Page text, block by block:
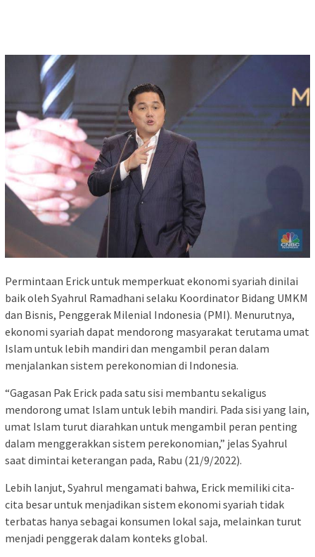
Permintaan Erick untuk memperkuat ekonomi syariah dinilai
baik oleh Syahrul Ramadhani selaku Koordinator Bidang UMKM
dan Bisnis, Penggerak Milenial Indonesia (PMI). Menurutnya,
ekonomi syariah dapat mendorong masyarakat terutama umat
Islam untuk lebih mandiri dan mengambil peran dalam
menjalankan sistem perekonomian di Indonesia.
“Gagasan Pak Erick pada satu sisi membantu sekaligus
mendorong umat Islam untuk lebih mandiri. Pada sisi yang lain,
umat Islam turut diarahkan untuk mengambil peran penting
dalam menggerakkan sistem perekonomian,” jelas Syahrul
saat dimintai keterangan pada, Rabu (21/9/2022).
Lebih lanjut, Syahrul mengamati bahwa, Erick memiliki cita-
cita besar untuk menjadikan sistem ekonomi syariah tidak
terbatas hanya sebagai konsumen lokal saja, melainkan turut
menjadi penggerak dalam konteks global.